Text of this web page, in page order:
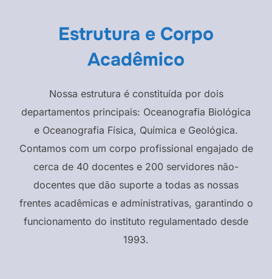
Estrutura e Corpo
Acadêmico
Nossa estrutura é constituída por dois
departamentos principais: Oceanografia Biológica
e Oceanografia Física, Química e Geológica.
Contamos com um corpo profissional engajado de
cerca de 40 docentes e 200 servidores não-
docentes que dão suporte a todas as nossas
frentes acadêmicas e administrativas, garantindo o
funcionamento do instituto regulamentado desde
1993.